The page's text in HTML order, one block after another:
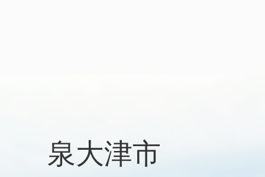
泉大津市